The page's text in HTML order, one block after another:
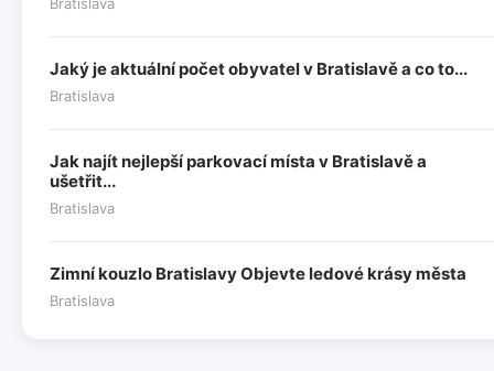
Jaký je aktuální počet obyvatel v Bratislavě a co to...
Bratislava
Jak najít nejlepší parkovací místa v Bratislavě a
ušetřit...
Bratislava
Zimní kouzlo Bratislavy Objevte ledové krásy města
Bratislava